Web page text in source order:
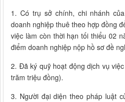
1. Có trụ sở chính, chi nhánh
doanh nghiệp thuê theo hợp đồng
việc làm còn thời hạn tối thiểu 02
điểm doanh nghiệp nộp hồ sơ đề
2. Đã ký quỹ hoạt động dịch vụ
trăm triệu đồng).
3. Người đại diện theo pháp luật